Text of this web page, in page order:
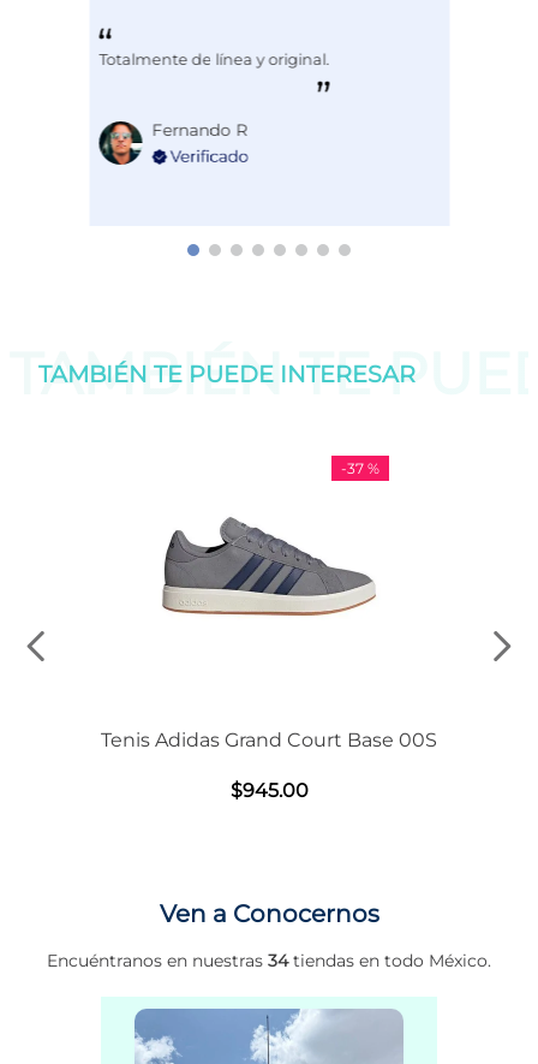
Totalmente de línea y original.
Fernando R
TAMBIÉN TE
TAMBIÉN TE PUEDE INTERESAR
-37 %
Tenis Adidas Grand Court Base 00S
$945.00
Ven a Conocernos
Encuéntranos en nuestras 34tiendas en todo México.